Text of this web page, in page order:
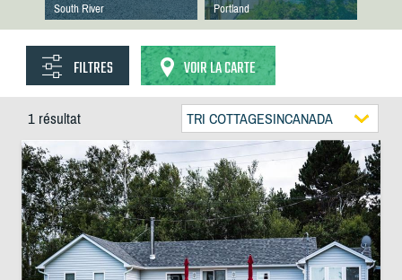
South River Portland
FILTRES VOIR LA CARTE
1 résultat TRI COTTAGESINCANADA